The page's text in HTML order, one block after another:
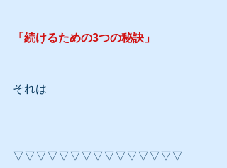
「続けるための3つの秘訣」
それは
▽▽▽▽▽▽▽▽▽▽▽▽▽▽▽